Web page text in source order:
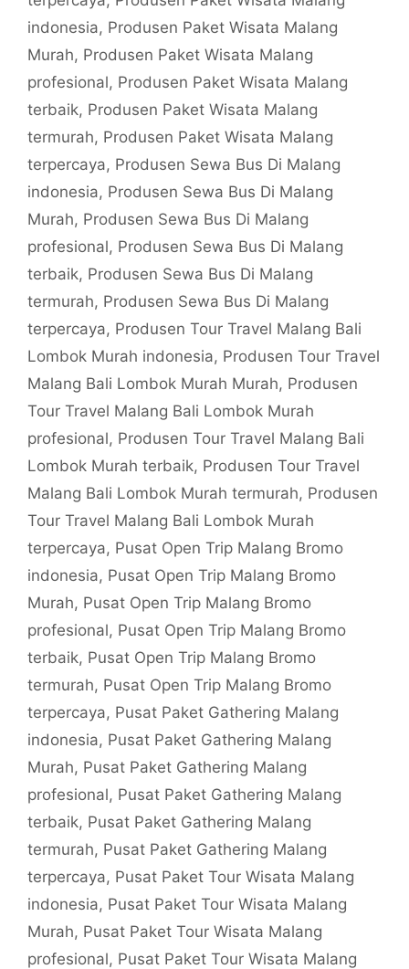
indonesia, Produsen Paket Wisata Malang
Murah, Produsen Paket Wisata Malang
profesional, Produsen Paket Wisata Malang
terbaik, Produsen Paket Wisata Malang
termurah, Produsen Paket Wisata Malang
terpercaya, Produsen Sewa Bus Di Malang
indonesia, Produsen Sewa Bus Di Malang
Murah, Produsen Sewa Bus Di Malang
profesional, Produsen Sewa Bus Di Malang
terbaik, Produsen Sewa Bus Di Malang
termurah, Produsen Sewa Bus Di Malang
terpercaya, Produsen Tour Travel Malang Bali
Lombok Murah indonesia, Produsen Tour Travel
Malang Bali Lombok Murah Murah, Produsen
Tour Travel Malang Bali Lombok Murah
profesional, Produsen Tour Travel Malang Bali
Lombok Murah terbaik, Produsen Tour Travel
Malang Bali Lombok Murah termurah, Produsen
Tour Travel Malang Bali Lombok Murah
terpercaya, Pusat Open Trip Malang Bromo
indonesia, Pusat Open Trip Malang Bromo
Murah, Pusat Open Trip Malang Bromo
profesional, Pusat Open Trip Malang Bromo
terbaik, Pusat Open Trip Malang Bromo
termurah, Pusat Open Trip Malang Bromo
terpercaya, Pusat Paket Gathering Malang
indonesia, Pusat Paket Gathering Malang
Murah, Pusat Paket Gathering Malang
profesional, Pusat Paket Gathering Malang
terbaik, Pusat Paket Gathering Malang
termurah, Pusat Paket Gathering Malang
terpercaya, Pusat Paket Tour Wisata Malang
indonesia, Pusat Paket Tour Wisata Malang
Murah, Pusat Paket Tour Wisata Malang
profesional, Pusat Paket Tour Wisata Malang